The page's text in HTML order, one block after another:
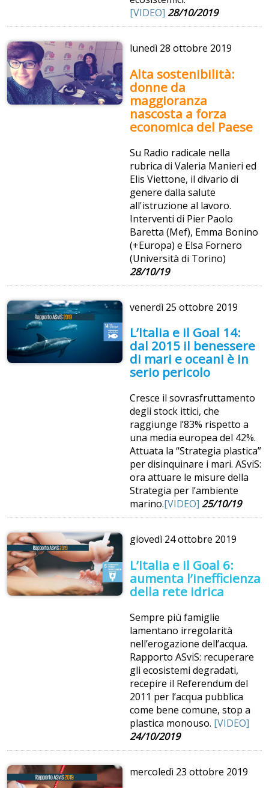
[VIDEO] 28/10/2019
lunedì 28 ottobre 2019
Alta sostenibilità:
donne da
maggioranza
nascosta a forza
economica del Paese
Su Radio radicale nella
rubrica di Valeria Manieri ed
Elis Viettone, il divario di
genere dalla salute
all'istruzione al lavoro.
Interventi di Pier Paolo
Baretta (Mef), Emma Bonino
(+Europa) e Elsa Fornero
(Università di Torino)
28/10/19
venerdì 25 ottobre 2019
L’Italia e il Goal 14:
dal 2015 il benessere
di mari e oceani è in
serio pericolo
Cresce il sovrasfruttamento
degli stock ittici, che
raggiunge l’83% rispetto a
una media europea del 42%.
Attuata la “Strategia plastica”
per disinquinare i mari. ASviS:
ora attuare le misure della
Strategia per l’ambiente
marino.[VIDEO] 25/10/19
giovedì 24 ottobre 2019
L’Italia e il Goal 6:
aumenta l’inefficienza
della rete idrica
Sempre più famiglie
lamentano irregolarità
nell’erogazione dell’acqua.
Rapporto ASviS: recuperare
gli ecosistemi degradati,
recepire il Referendum del
2011 per l’acqua pubblica
come bene comune, stop a
plastica monouso. [VIDEO]
24/10/2019
mercoledì 23 ottobre 2019